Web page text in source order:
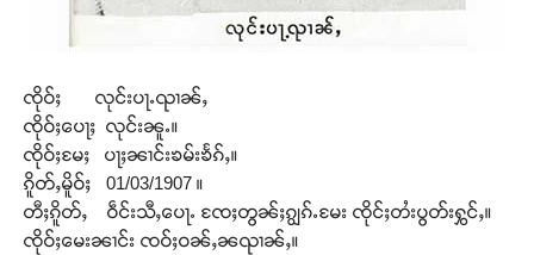
ၸိုဝ်ႈ လုင်းပႃႉၺၢၼ်ႇ
ၸိုဝ်ႈပေႃႈ လုင်းၼူႉ။
ၸိုဝ်ႈမႄႈ ပႃႈၼၢင်းၶမ်းၶႅၵ်ႇ။
ၵိူတ်ႇမိူဝ်ႈ 01/03/1907 ။
တီႈၵိူတ်ႇ ဝဵင်းသီႇပေႃႉ ၸႄႈတွၼ်ႈၵျွၵ်ႉမႄး ၸိုင်ႈတႆးပွတ်းႁွင်ႇ။
ၸိုဝ်ႈမေးၼၢင်း ၸဝ်ႈဝၼ်ႇၼၺၢၼ်ႇ။